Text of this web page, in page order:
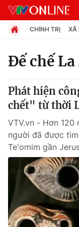
Chuyên mục
Chính trị
Xã hội
Pháp luật
Y tế
Thế giới
CHÍNH TRỊ XÃ
Đế chế
Phát hiện
chết" từ thời
VTV.vn - Hơn
người đã được
Te'omim gần